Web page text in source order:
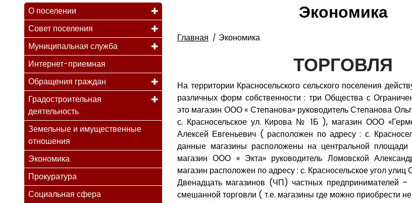
О поселении
Совет поселения
Муниципальная служба
Интернет-приемная
Обращения граждан
Градостроительная
деятельность
Земельные и имущественные
отношения
Экономика
Прокуратура
Социальная сфера
Экономика
Главная Экономика
ТОРГОВЛЯ
На территории Красносельского сельского поселения
различных форм собственности : три Общества с
это магазин ООО « Степанова» руководитель Степанова
с. Красносельское ул. Кирова № 1Б ), магазин ООО
Алексей Евгеньевич ( расположен по адресу : с.
данные магазины расположены на центральной площади
магазин ООО « Экта» руководитель Ломовской
магазин расположен по адресу : с. Красносельское угол
Двенадцать магазинов (ЧП) частных предпринимателей –
смешанной торговли ( т.е. магазины где можно приобрести